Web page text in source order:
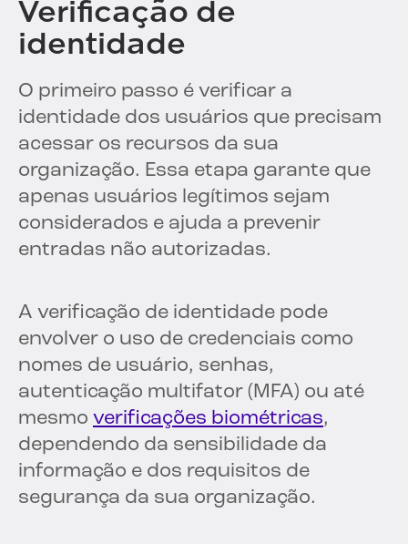
Verificação de
identidade
O primeiro passo é verificar a
identidade dos usuários que precisam
acessar os recursos da sua
organização. Essa etapa garante que
apenas usuários legítimos sejam
considerados e ajuda a prevenir
entradas não autorizadas.
A verificação de identidade pode
envolver o uso de credenciais como
nomes de usuário, senhas,
autenticação multifator (MFA) ou até
mesmo verificações biométricas,
dependendo da sensibilidade da
informação e dos requisitos de
segurança da sua organização.